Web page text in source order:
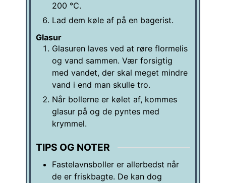
200 ℃.
Lad dem køle af på en bagerist.
Glasur
Glasuren laves ved at røre flormelis
og vand sammen. Vær forsigtig
med vandet, der skal meget mindre
vand i end man skulle tro.
Når bollerne er kølet af, kommes
glasur på og de pyntes med
krymmel.
TIPS OG NOTER
Fastelavnsboller er allerbedst når
de er friskbagte. De kan dog